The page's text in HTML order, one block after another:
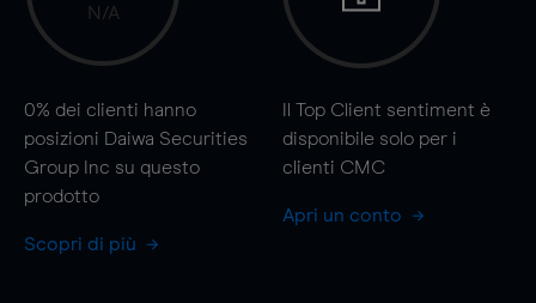
N/A
0% dei clienti hanno
posizioni Daiwa Securities
Group Inc su questo
prodotto
Scopri di più
Il Top Client sentiment è
disponibile solo per i
clienti CMC
Apri un conto